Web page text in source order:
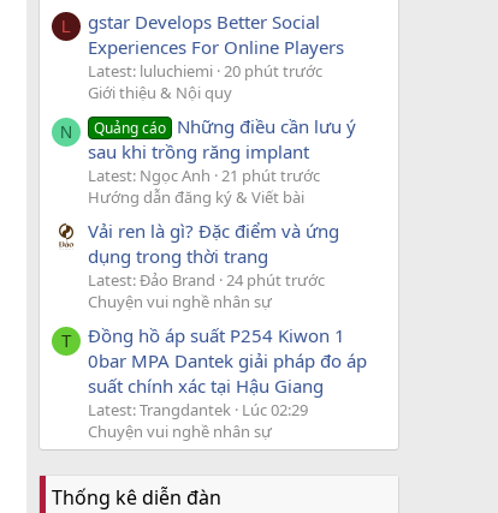
L
gstar Develops Better Social
Experiences For Online Players
Latest: luluchiemi 20 phút trước
Giới thiệu & Nội quy
N Quảng cáo Những điều cần lưu ý
sau khi trồng răng implant
Latest: Ngọc Anh 21 phút trước
Hướng dẫn đăng ký & Viết bài
Vải ren là gì? Đặc điểm và ứng
dụng trong thời trang
Latest: Đảo Brand 24 phút trước
Chuyện vui nghề nhân sự
T
Đồng hồ áp suất P254 Kiwon 1
0bar MPA Dantek giải pháp đo áp
suất chính xác tại Hậu Giang
Latest: Trangdantek Lúc 02:29
Chuyện vui nghề nhân sự
Thống kê diễn đàn